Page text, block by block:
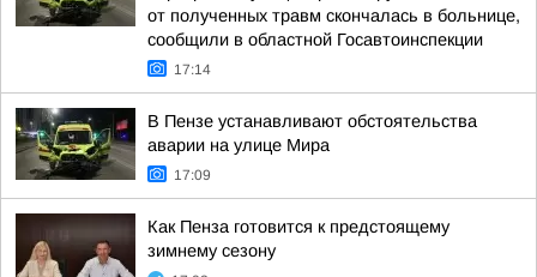
от полученных травм скончалась в больнице,
сообщили в областной Госавтоинспекции
17:14
В Пензе устанавливают обстоятельства
аварии на улице Мира
17:09
Как Пенза готовится к предстоящему
зимнему сезону